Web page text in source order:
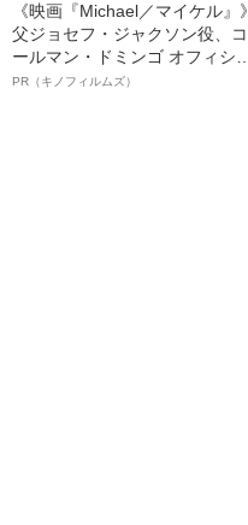
《映画『Michael／マイケル』》
父ジョセフ・ジャクソン役、コ
ールマン・ドミンゴ オフィシャ
ルインタビュー“観客を魅了した
PR（キノフィルムズ）